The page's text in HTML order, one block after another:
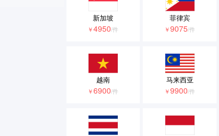
新加坡
￥4950/件
菲律宾
￥9075/件
越南
￥6900/件
马来西亚
￥9900/件